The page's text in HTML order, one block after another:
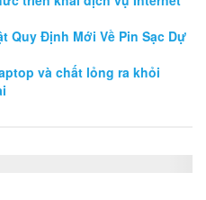
Quy Định Mới Về Pin Sạc Dự
và chất lỏng ra khỏi